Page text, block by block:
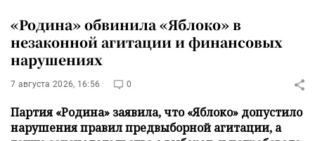
«Родина» обвинила «Яблоко» в
незаконной агитации и финансовых
нарушениях
7 августа 2026, 16:56 0
Партия «Родина» заявила, что «Яблоко» допустило
нарушения правил предвыборной агитации, а